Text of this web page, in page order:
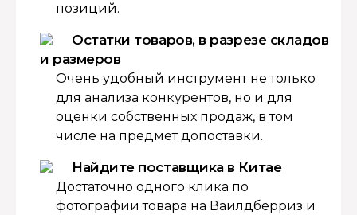
позиций.
Остатки товаров, в разрезе складов
и размеров
Очень удобный инструмент не только
для анализа конкурентов, но и для
оценки собственных продаж, в том
числе на предмет допоставки.
Найдите поставщика в Китае
Достаточно одного клика по
фотографии товара на Ваилдберриз и